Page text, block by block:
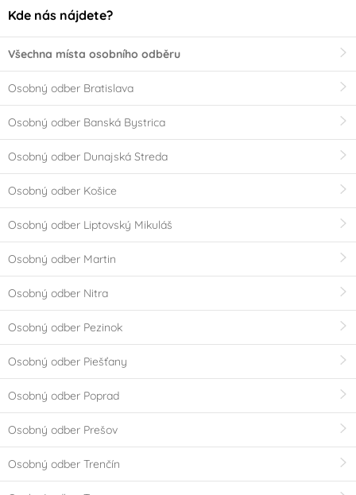
Kde nás nájdete?
Všechna místa osobního odběru
Osobný odber Bratislava
Osobný odber Banská Bystrica
Osobný odber Dunajská Streda
Osobný odber Košice
Osobný odber Liptovský Mikuláš
Osobný odber Martin
Osobný odber Nitra
Osobný odber Pezinok
Osobný odber Piešťany
Osobný odber Poprad
Osobný odber Prešov
Osobný odber Trenčín